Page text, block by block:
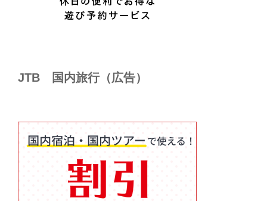
JTB 国内旅行（広告）